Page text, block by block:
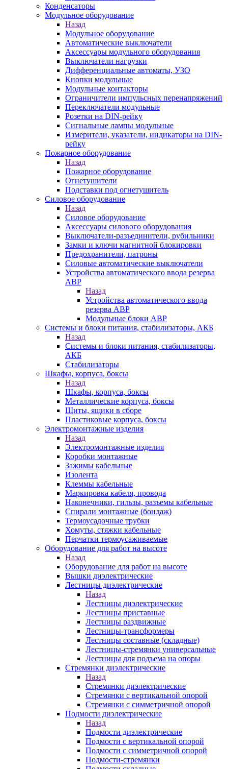
Конденсаторы
Модульное оборудование
Назад
Модульное оборудование
Автоматические выключатели
Аксессуары модульного оборудования
Выключатели нагрузки
Дифференциальные автоматы, УЗО
Кнопки модульные
Модульные контакторы
Ограничители импульсных перенапряжений
Переключатели модульные
Розетки на DIN-рейку
Сигнальные лампы модульные
Измерители, указатели, индикаторы на DIN-
рейку
Пожарное оборудование
Назад
Пожарное оборудование
Огнетушители
Подставки под огнетушитель
Силовое оборудование
Назад
Силовое оборудование
Аксессуары силового оборудования
Выключатели-разъединители, рубильники
Замки и ключи магнитной блокировки
Предохранители, патроны
Силовые автоматические выключатели
Устройства автоматического ввода резерва
АВР
Назад
Устройства автоматического ввода
резерва АВР
Модульные блоки АВР
Системы и блоки питания, стабилизаторы, АКБ
Назад
Системы и блоки питания, стабилизаторы,
АКБ
Стабилизаторы
Шкафы, корпуса, боксы
Назад
Шкафы, корпуса, боксы
Металлические корпуса, боксы
Щиты, ящики в сборе
Пластиковые корпуса, боксы
Электромонтажные изделия
Назад
Электромонтажные изделия
Коробки монтажные
Зажимы кабельные
Изолента
Клеммы кабельные
Маркировка кабеля, провода
Наконечники, гильзы, разъемы кабельные
Спирали монтажные (бондаж)
Термоусадочные трубки
Хомуты, стяжки кабельные
Перчатки термоусаживаемые
Оборудование для работ на высоте
Назад
Оборудование для работ на высоте
Вышки диэлектрические
Лестницы диэлектрические
Назад
Лестницы диэлектрические
Лестницы приставные
Лестницы раздвижные
Лестницы-трансформеры
Лестницы составные (складные)
Лестницы-стремянки универсальные
Лестницы для подъема на опоры
Стремянки диэлектрические
Назад
Стремянки диэлектрические
Стремянки с вертикальной опорой
Стремянки с симметричной опорой
Подмости диэлектрические
Назад
Подмости диэлектрические
Подмости с вертикальной опорой
Подмости с симметричной опорой
Подмости-стремянки